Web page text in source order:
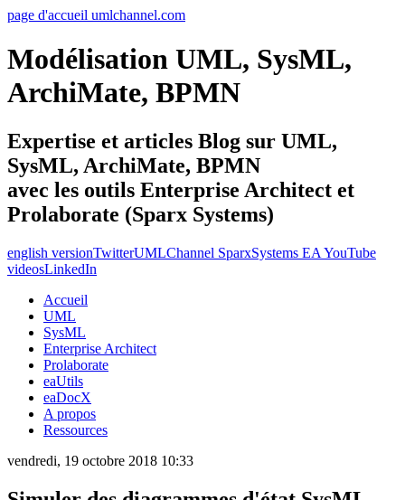
page d'accueil umlchannel.com
Modélisation UML, SysML,
ArchiMate, BPMN
Expertise et articles Blog sur UML,
SysML, ArchiMate, BPMN
avec les outils Enterprise Architect et
Prolaborate (Sparx Systems)
english versionTwitterUMLChannel SparxSystems EA YouTube
videosLinkedIn
Accueil
UML
SysML
Enterprise Architect
Prolaborate
eaUtils
eaDocX
A propos
Ressources
vendredi, 19 octobre 2018 10:33